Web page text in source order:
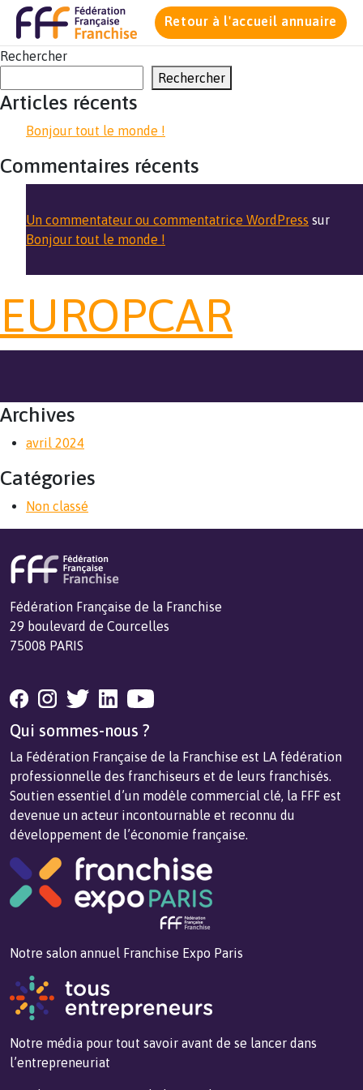
Retour à l'accueil annuaire
Rechercher
Rechercher
Articles récents
Bonjour tout le monde !
Commentaires récents
Un commentateur ou commentatrice WordPress sur
Bonjour tout le monde !
EUROPCAR
Archives
avril 2024
Catégories
Non classé
Fédération Française de la Franchise
29 boulevard de Courcelles
75008 PARIS
Qui sommes-nous ?
La Fédération Française de la Franchise est LA fédération
professionnelle des franchiseurs et de leurs franchisés.
Soutien essentiel d’un modèle commercial clé, la FFF est
devenue un acteur incontournable et reconnu du
développement de l’économie française.
Notre salon annuel Franchise Expo Paris
Notre média pour tout savoir avant de se lancer dans
l’entrepreneuriat